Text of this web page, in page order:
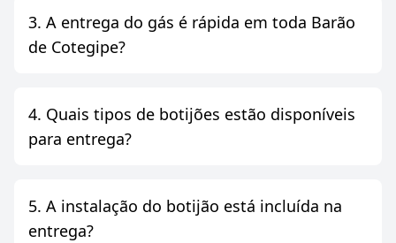
3. A entrega do gás é rápida em toda Barão
de Cotegipe?
4. Quais tipos de botijões estão disponíveis
para entrega?
5. A instalação do botijão está incluída na
entrega?